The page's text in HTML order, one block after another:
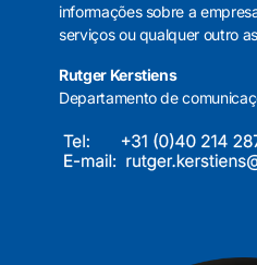
informações sobre a
serviços ou qualquer outro
Rutger Kerstiens
Departamento de